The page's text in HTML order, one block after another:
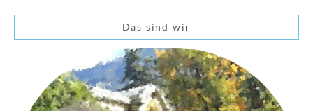
Das sind wir